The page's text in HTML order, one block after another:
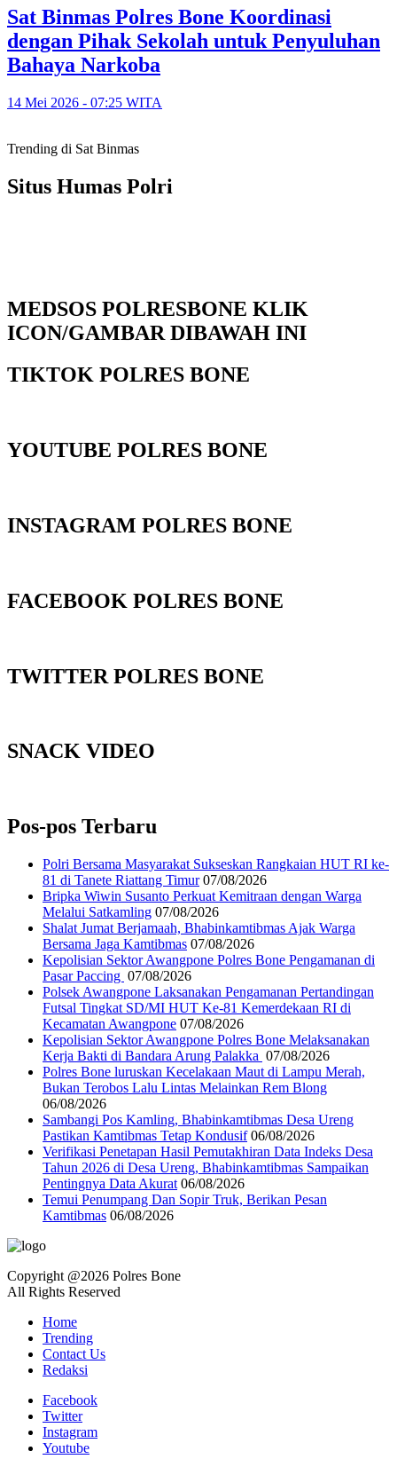
Sat Binmas Polres Bone Koordinasi
dengan Pihak Sekolah untuk Penyuluhan
Bahaya Narkoba
14 Mei 2026 - 07:25 WITA
Trending di Sat Binmas
Situs Humas Polri
MEDSOS POLRESBONE KLIK
ICON/GAMBAR DIBAWAH INI
TIKTOK POLRES BONE
YOUTUBE POLRES BONE
INSTAGRAM POLRES BONE
FACEBOOK POLRES BONE
TWITTER POLRES BONE
SNACK VIDEO
Pos-pos Terbaru
Polri Bersama Masyarakat Sukseskan Rangkaian HUT RI ke-
81 di Tanete Riattang Timur 07/08/2026
Bripka Wiwin Susanto Perkuat Kemitraan dengan Warga
Melalui Satkamling 07/08/2026
Shalat Jumat Berjamaah, Bhabinkamtibmas Ajak Warga
Bersama Jaga Kamtibmas 07/08/2026
Kepolisian Sektor Awangpone Polres Bone Pengamanan di
Pasar Paccing ‎ 07/08/2026
Polsek Awangpone Laksanakan Pengamanan Pertandingan
Futsal Tingkat SD/MI HUT Ke-81 Kemerdekaan RI di
Kecamatan Awangpone 07/08/2026
‎Kepolisian Sektor Awangpone Polres Bone Melaksanakan
Kerja Bakti di Bandara Arung Palakka ‎ 07/08/2026
Polres Bone luruskan Kecelakaan Maut di Lampu Merah,
Bukan Terobos Lalu Lintas Melainkan Rem Blong
06/08/2026
Sambangi Pos Kamling, Bhabinkamtibmas Desa Ureng
Pastikan Kamtibmas Tetap Kondusif 06/08/2026
Verifikasi Penetapan Hasil Pemutakhiran Data Indeks Desa
Tahun 2026 di Desa Ureng, Bhabinkamtibmas Sampaikan
Pentingnya Data Akurat 06/08/2026
Temui Penumpang Dan Sopir Truk, Berikan Pesan
Kamtibmas 06/08/2026
Copyright @2026 Polres Bone
All Rights Reserved
Home
Trending
Contact Us
Redaksi
Facebook
Twitter
Instagram
Youtube